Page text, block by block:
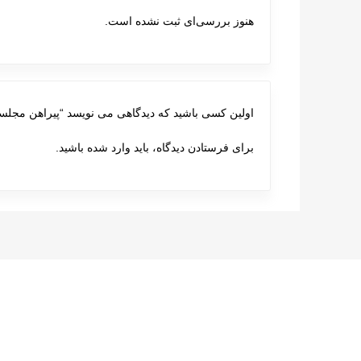
هنوز بررسی‌ای ثبت نشده است.
اولین کسی باشید که دیدگاهی می نویسد “پیراهن مجلسی
برای فرستادن دیدگاه، باید وارد شده باشید.